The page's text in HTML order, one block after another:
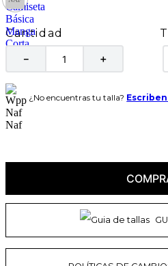
Cantidad
＋
－
¿No encuentras tu talla?